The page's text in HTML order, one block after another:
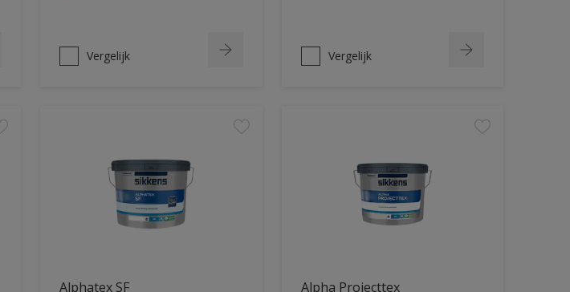
Vergelijk Vergelijk
Alphatex SF Alpha Projecttex